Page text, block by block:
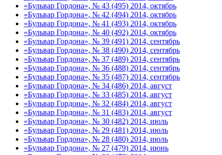
«Бульвар Гордона», № 43 (495) 2014, октябрь
«Бульвар Гордона», № 42 (494) 2014, октябрь
«Бульвар Гордона», № 41 (493) 2014, октябрь
«Бульвар Гордона», № 40 (492) 2014, октябрь
«Бульвар Гордона», № 39 (491) 2014, сентябрь
«Бульвар Гордона», № 38 (490) 2014, сентябрь
«Бульвар Гордона», № 37 (489) 2014, сентябрь
«Бульвар Гордона», № 36 (488) 2014, сентябрь
«Бульвар Гордона», № 35 (487) 2014, сентябрь
«Бульвар Гордона», № 34 (486) 2014, август
«Бульвар Гордона», № 33 (485) 2014, август
«Бульвар Гордона», № 32 (484) 2014, август
«Бульвар Гордона», № 31 (483) 2014, август
«Бульвар Гордона», № 30 (482) 2014, июль
«Бульвар Гордона», № 29 (481) 2014, июль
«Бульвар Гордона», № 28 (480) 2014, июль
«Бульвар Гордона», № 27 (479) 2014, июнь